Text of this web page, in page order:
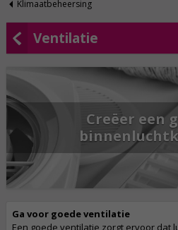
Klimaatbeheersing
Ventilatie
Creëer een
Ga voor goede ventilatie
Een goede ventilatie zorgt ervoor dat